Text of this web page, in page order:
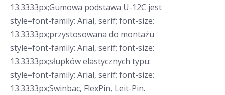
13.3333px;Gumowa podstawa U-12C jest
style=font-family: Arial, serif; font-size:
13.3333px;przystosowana do montażu
style=font-family: Arial, serif; font-size:
13.3333px;słupków elastycznych typu:
style=font-family: Arial, serif; font-size:
13.3333px;Swinbac, FlexPin, Leit-Pin.